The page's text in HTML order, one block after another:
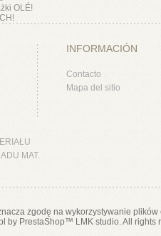
OLÉ!
INFORMACIÓN
Contacto
Mapa del sitio
MAT.
zgodę na wykorzystywanie
by PrestaShop™ LMK studio. All rights